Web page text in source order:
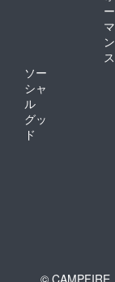
ー
マ
ン
ス
ソー
シャ
ル
グッ
ド
© CAMPFIRE,